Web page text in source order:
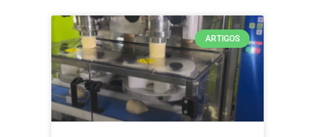
ARTIGOS